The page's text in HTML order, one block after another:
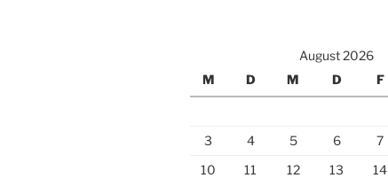
August 2026
M
D M D F
3
4 5 6 7
10
11 12 13 14